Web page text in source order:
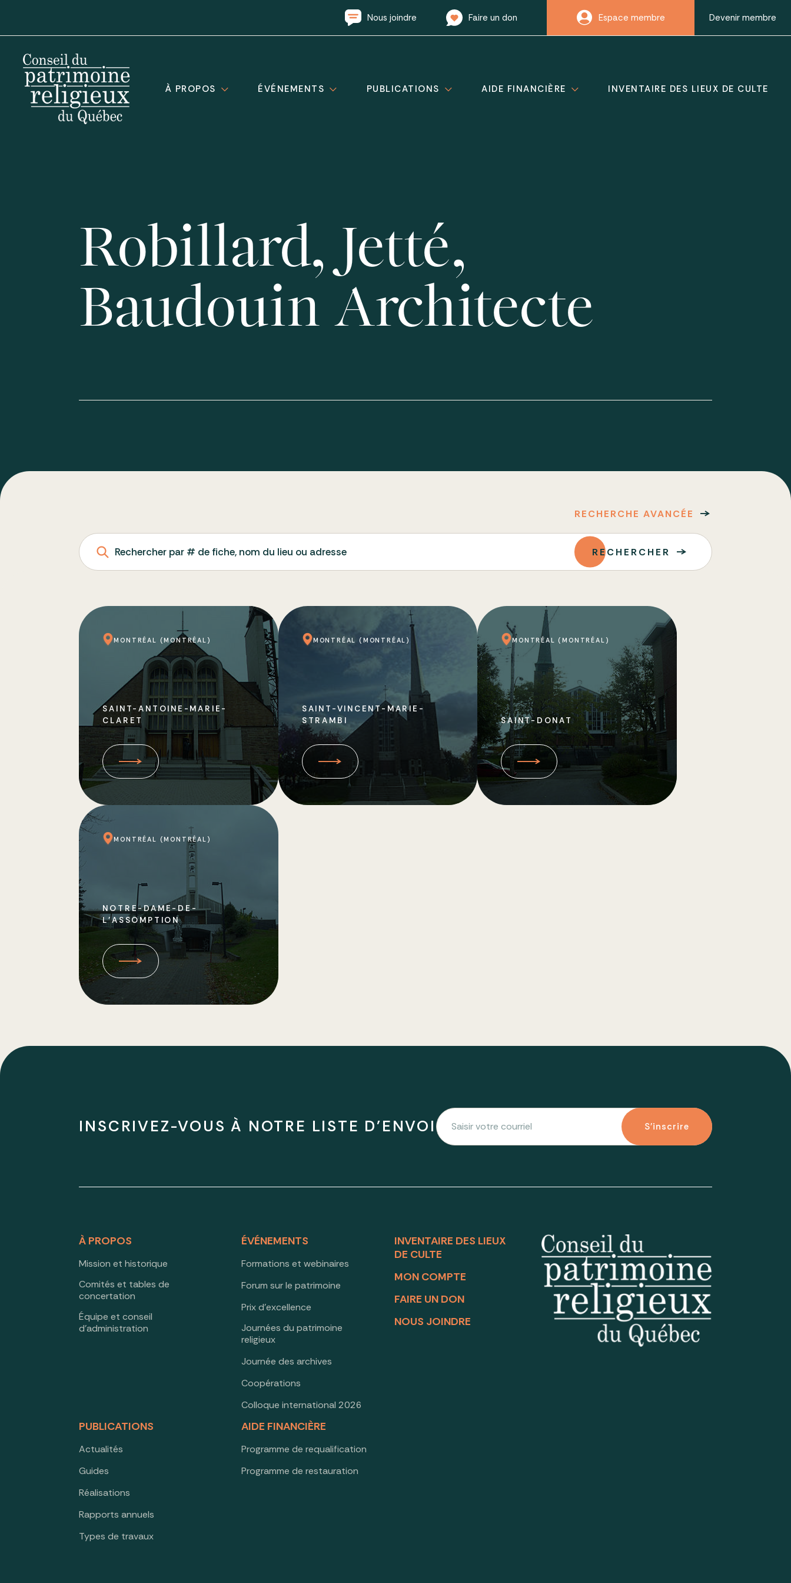
Nous joindre Faire un don Espace membre Devenir membre
À PROPOS ÉVÉNEMENTS PUBLICATIONS AIDE FINANCIÈRE INVENTAIRE DES LIEUX DE CULTE
Robillard, Jetté,
Baudouin Architecte
RECHERCHE AVANCÉE
Rechercher par # de fiche, nom du lieu ou adresse RECHERCHER
MONTRÉAL (MONTRÉAL)
SAINT-ANTOINE-MARIE-
CLARET
MONTRÉAL (MONTRÉAL)
SAINT-VINCENT-MARIE-
STRAMBI
MONTRÉAL (MONTRÉAL)
SAINT-DONAT
MONTRÉAL (MONTRÉAL)
NOTRE-DAME-DE-
L’ASSOMPTION
INSCRIVEZ-VOUS À NOTRE LISTE D'ENVOI S'inscrire
À PROPOS
Mission et historique
Comités et tables de
concertation
Équipe et conseil
d’administration
ÉVÉNEMENTS
Formations et webinaires
Forum sur le patrimoine
Prix d’excellence
Journées du patrimoine
religieux
Journée des archives
Coopérations
Colloque international 2026
PUBLICATIONS
Actualités
Guides
Réalisations
Rapports annuels
Types de travaux
AIDE FINANCIÈRE
Programme de requalification
Programme de restauration
INVENTAIRE DES LIEUX
DE CULTE
MON COMPTE
FAIRE UN DON
NOUS JOINDRE